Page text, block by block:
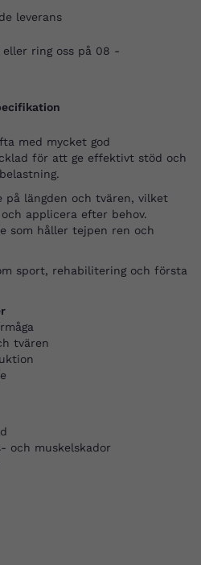
leverans
ring oss på 08 -
med mycket god
för att ge effektivt stöd och
på längden och tvären, vilket
applicera efter behov.
som håller tejpen ren och
sport, rehabilitering och första
tvären
och muskelskador